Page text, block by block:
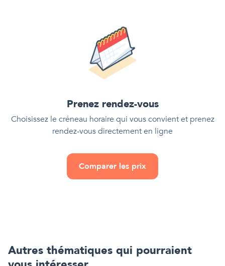
Prenez rendez-vous
Choisissez le créneau horaire qui vous convient et prenez
rendez-vous directement en ligne
Comparer les prix
Autres thématiques qui pourraient